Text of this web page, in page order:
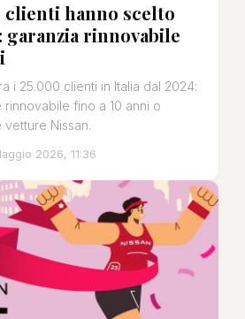
clienti hanno scelto
garanzia rinnovabile
i 25.000 clienti in Italia dal 2024:
rinnovabile fino a 10 anni o
Nissan.
2026, 11:36